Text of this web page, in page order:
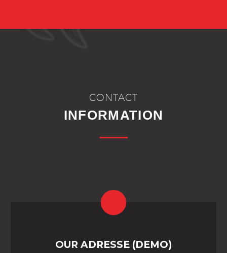
CONTACT
INFORMATION
OUR ADRESSE (DEMO)